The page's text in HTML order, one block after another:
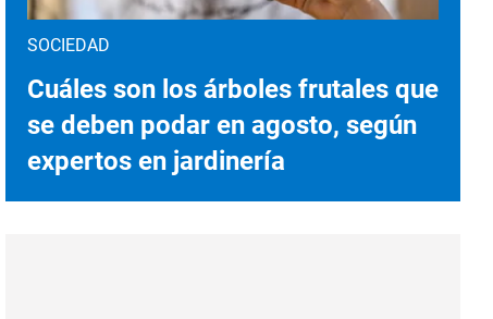
SOCIEDAD
Cuáles son los árboles frutales que
se deben podar en agosto, según
expertos en jardinería